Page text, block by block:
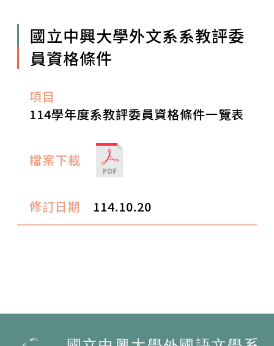
國立中興大學外文系系教評委
員資格條件
114學年度系教評委員資格條件一覽表
114.10.20